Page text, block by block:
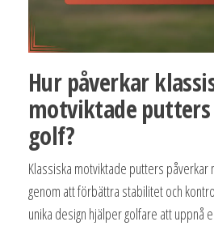
Hur påverkar
motviktade
golf?
Klassiska motviktade putters
genom att förbättra stabilitet och
unika design hjälper golfare att uppnå